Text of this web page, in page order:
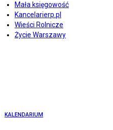
Mała księgowość
Kancelarierp.pl
Wieści Rolnicze
Życie Warszawy
KALENDARIUM